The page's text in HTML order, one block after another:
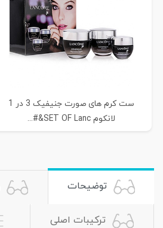
ست کرم های صورت جنیفیک 3 در 1
لانکوم SET OF Lanc&#...
توضیحات
ترکیبات اصلی